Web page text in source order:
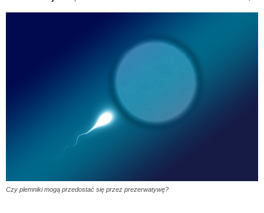
Czy plemniki mogą przedostać się przez prezerwatywę?